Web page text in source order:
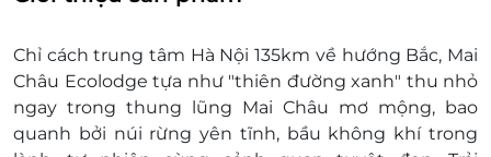
bố mẹ, miễn phí tối đa 1 trẻ/1 phòng, trẻ thứ
6 – 8 tuổi: phụ thu 200.000 vnđ/ trẻ/ đêm,
ngủ chung giường với bố mẹ-Phụ thu
400.000vnd/trẻ/đêm nếu dùng giường phụ
9 – 11 tuổi: phụ thu 250.000 vnđ/ trẻ/ đêm,
Chỉ cách trung tâm Hà Nội 135km về hướng Bắc, Mai
Châu Ecolodge tựa như "thiên đường xanh" thu nhỏ
ngay trong thung lũng Mai Châu mơ mộng, bao
quanh bởi núi rừng yên tĩnh, bầu không khí trong